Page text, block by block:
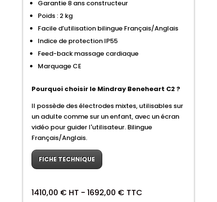
Garantie 8 ans constructeur
Poids : 2 kg
Facile d’utilisation bilingue Français/Anglais
Indice de protection IP55
Feed-back massage cardiaque
Marquage CE
Pourquoi choisir le Mindray Beneheart C2 ?
Il possède des électrodes mixtes, utilisables sur
un adulte comme sur un enfant, avec un écran
vidéo pour guider l'utilisateur. Bilingue
Français/Anglais.
FICHE TECHNIQUE
1410,00 € HT - 1692,00 € TTC